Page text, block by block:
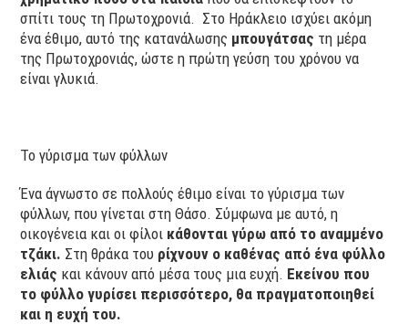
σπίτι τους τη Πρωτοχρονιά. Στο Ηράκλειο ισχύει ακόμη
ένα έθιμο, αυτό της κατανάλωσης μπουγάτσας τη μέρα
της Πρωτοχρονιάς, ώστε η πρώτη γεύση του χρόνου να
είναι γλυκιά.
Το γύρισμα των φύλλων
Ένα άγνωστο σε πολλούς έθιμο είναι το γύρισμα των
φύλλων, που γίνεται στη Θάσο. Σύμφωνα με αυτό, η
οικογένεια και οι φίλοι κάθονται γύρω από το αναμμένο
τζάκι. Στη θράκα του ρίχνουν ο καθένας από ένα φύλλο
ελιάς και κάνουν από μέσα τους μια ευχή. Εκείνου που
το φύλλο γυρίσει περισσότερο, θα πραγματοποιηθεί
και η ευχή του.